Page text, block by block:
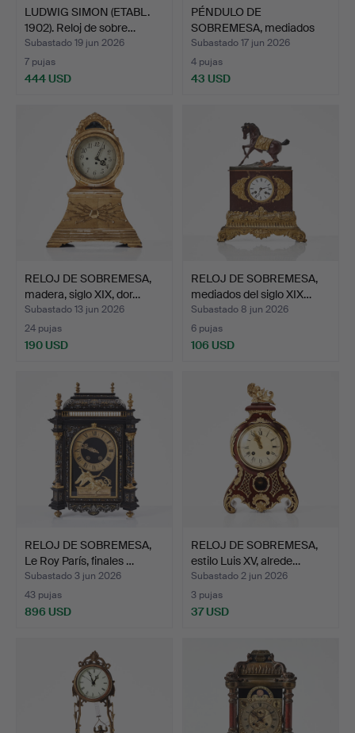
LUDWIG SIMON (ETABL.
1902). Reloj de sobre…
Subastado 19 jun 2026
7 pujas
444 USD
PÉNDULO DE
SOBREMESA, mediados
del siglo X…
Subastado 17 jun 2026
4 pujas
43 USD
RELOJ DE SOBREMESA,
madera, siglo XIX, dor…
Subastado 13 jun 2026
24 pujas
190 USD
RELOJ DE SOBREMESA,
mediados del siglo XIX…
Subastado 8 jun 2026
6 pujas
106 USD
RELOJ DE SOBREMESA,
Le Roy París, finales …
Subastado 3 jun 2026
43 pujas
896 USD
RELOJ DE SOBREMESA,
estilo Luis XV, alrede…
Subastado 2 jun 2026
3 pujas
37 USD